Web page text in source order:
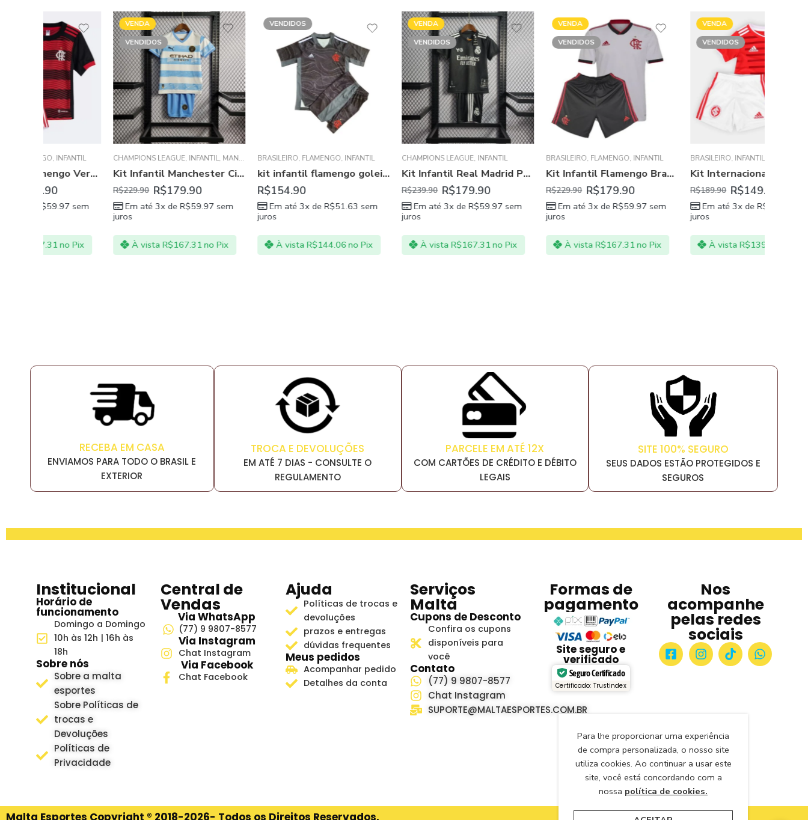
VENDA
VENDIDOS
CHAMPIONS LEAGUE,INFANTIL,MANCHESTER CITY ,PREMIER LEAGUE
Kit Infantil Manchester City Azul Agüero Unissex 22/23
R$ 179.90
Em até 3x deR$59.97sem
À vista 167.31 no Pix
VENDIDOS
BRASILEIRO,FLAMENGO,INFANTIL
kit infantil flamengo goleiro cinza 21/22 unissex
R$
Em até 3x deR$51.63sem
À vista 144.06 no Pix
VENDA
VENDIDOS
CHAMPIONS LEAGUE,INFANTIL
Kit Infantil Real Madrid Preta Unissex 22/23
179.90
Em até 3x deR$59.97sem
À vista 167.31 no Pix
VENDA
VENDIDOS
BRASILEIRO FLAMENGO,INFANTIL
Kit Infantil Flamengo Branca Unissex 22/23
R$ 179.90
Em até 3x deR$59.97sem
À vista 167.31 no Pix
VENDA
VENDIDOS
BRASILEIRO INFANTIL,INTERNACIONAL
Kit Internacional Infantil I 21/22 – Vermelho+Branco unissex
R$ 149.90
Em até 3x deR$49.97sem
À vista 139.41 no Pix
RECEBA EM CASA
ENVIAMOS PARA TODO O BRASIL E
EXTERIOR
TROCA E DEVOLUÇÕES
EM ATÉ 7 DIAS - CONSULTE O
REGULAMENTO
PARCELE EM ATÉ 12X
COM CARTÕES DE CRÉDITO E DÉBITO
LEGAIS
SITE 100% SEGURO
SEUS DADOS ESTÃO PROTEGIDOS E
SEGUROS
Institucional
Horário de
funcionamento
Domingo a Domingo
10h às 12h | 16h às
18h
Sobre nós
Sobre a malta
esportes
Sobre Políticas de
trocas e
Devoluções
Políticas de
Privacidade
Central de
Vendas
Via WhatsApp
(77) 9 9807-8577
Via Instagram
Chat Instagram
Via Facebook
Chat Facebook
Ajuda
Políticas de trocas e
devoluções
prazos e entregas
dúvidas frequentes
Meus pedidos
Acompanhar pedido
Detalhes da conta
Serviços
Malta
Cupons de Desconto
Confira os cupons
disponíveis para
você
Contato
(77) 9 9807-8577
Chat Instagram
SUPORTE@MALTAESPORTES.COM.BR
Formas de
pagamento
Site seguro e
verificado
Seguro Certificado
Certificado: Trustindex
Nos
acompanhe
pelas redes
sociais
Para lhe proporcionar uma experiência
de compra personalizada, o nosso site
utiliza cookies. Ao continuar a usar este
site, você está concordando com a
nossa política de cookies.